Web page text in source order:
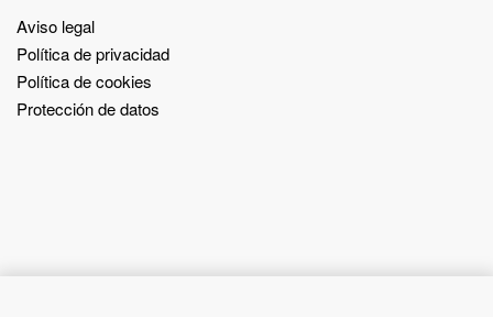
Aviso legal
Política de privacidad
Política de cookies
Protección de datos